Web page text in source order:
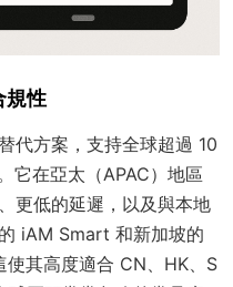
規性
代方案，支持全球超過 10
它在亞太（APAC）地區
更低的延遲，以及與本地
iAM Smart 和新加坡的
其高度適合 CN、HK、S